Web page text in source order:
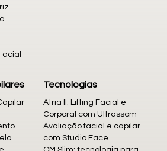
Tecnologias
Atria II: Lifting Facial e
Corporal com Ultrassom
Avaliação facial e capilar
com Studio Face